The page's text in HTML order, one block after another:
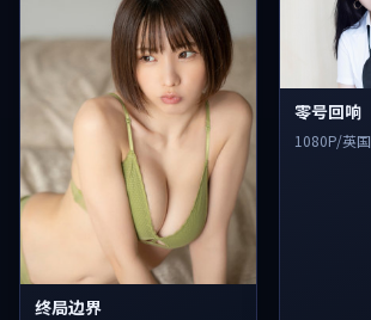
终局边界
零号回响
1080P/英国